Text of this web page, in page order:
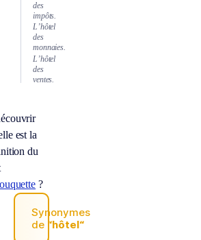
des
impôts.
L’hôtel
des
monnaies.
L’hôtel
des
ventes.
est la
du
?
Synonymes
de “hôtel“